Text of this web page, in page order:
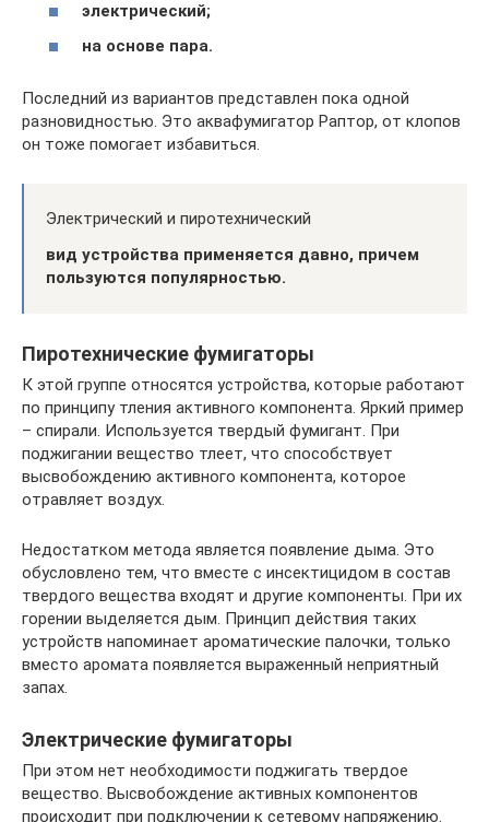
электрический;
на основе пара.
Последний из вариантов представлен пока одной
разновидностью. Это аквафумигатор Раптор, от клопов
он тоже помогает избавиться.
Электрический и пиротехнический
вид устройства применяется давно, причем
пользуются популярностью.
Пиротехнические фумигаторы
К этой группе относятся устройства, которые работают
по принципу тления активного компонента. Яркий пример
– спирали. Используется твердый фумигант. При
поджигании вещество тлеет, что способствует
высвобождению активного компонента, которое
отравляет воздух.
Недостатком метода является появление дыма. Это
обусловлено тем, что вместе с инсектицидом в состав
твердого вещества входят и другие компоненты. При их
горении выделяется дым. Принцип действия таких
устройств напоминает ароматические палочки, только
вместо аромата появляется выраженный неприятный
запах.
Электрические фумигаторы
При этом нет необходимости поджигать твердое
вещество. Высвобождение активных компонентов
происходит при подключении к сетевому напряжению.